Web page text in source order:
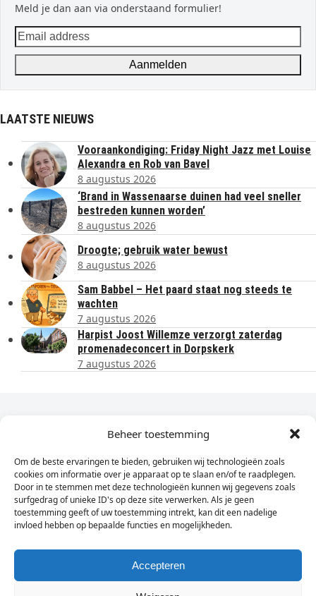
Beheer toestemming
Om de beste ervaringen te bieden, gebruiken wij technologieën zoals
cookies om informatie over je apparaat op te slaan en/of te raadplegen.
Door in te stemmen met deze technologieën kunnen wij gegevens zoals
surfgedrag of unieke ID's op deze site verwerken. Als je geen
toestemming geeft of uw toestemming intrekt, kan dit een nadelige
invloed hebben op bepaalde functies en mogelijkheden.
Accepteren
Meld je dan aan via onderstaand formulier!
Email
address
Aanmelden
LAATSTE NIEUWS
Vooraankondiging: Friday Night Jazz met Louise
Alexandra en Rob van Bavel
8 augustus 2026
‘Brand in Wassenaarse duinen had veel sneller
bestreden kunnen worden’
8 augustus 2026
Droogte; gebruik water bewust
8 augustus 2026
Sam Babbel – Het paard staat nog steeds te
wachten
7 augustus 2026
Harpist Joost Willemze verzorgt zaterdag
promenadeconcert in Dorpskerk
7 augustus 2026
Dagelijks het laatste nieuws in je e-mail?
Vul
hier
je
e-
mailadres
in
Sign Up